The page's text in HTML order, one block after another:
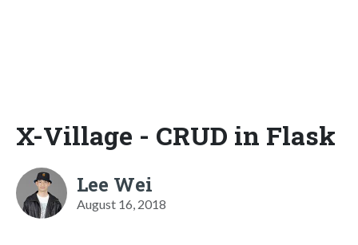
X-Village - CRUD in Flask
Lee Wei
August 16, 2018